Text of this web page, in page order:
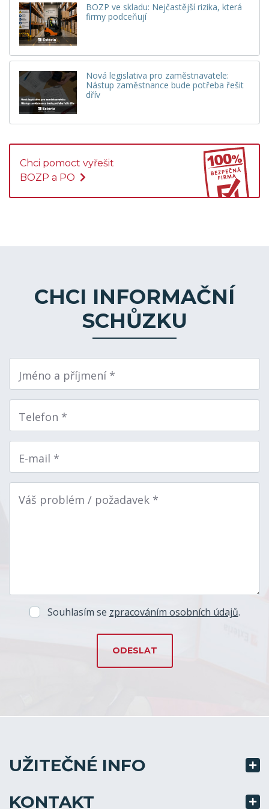
BOZP ve skladu: Nejčastější rizika, která
firmy podceňují
Nová legislativa pro zaměstnavatele:
Nástup zaměstnance bude potřeba řešit
dřív
Chci pomoct vyřešit
BOZP a PO
CHCI INFORMAČNÍ
SCHŮZKU
Jméno a příjmení *
Telefon *
E-mail *
Váš problém / požadavek *
Souhlasím se zpracováním osobních údajů.
UŽITEČNÉ INFO
KONTAKT